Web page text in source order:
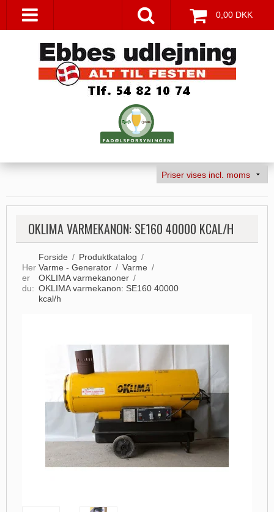
0,00 DKK
OKLIMA VARMEKANON: SE160 40000 KCAL/H
Her
er
du:
Forside / Produktkatalog /
Varme - Generator / Varme /
OKLIMA varmekanoner /
OKLIMA varmekanon: SE160 40000
kcal/h